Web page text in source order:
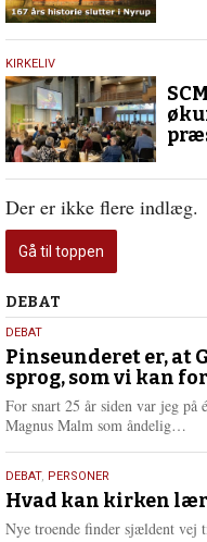
12.
juni
2024
KIRKELIV
Der er ikke flere indlæg.
Gå til toppen
Debat
DEBAT
5.
august
2026
DEBAT
Pinseunderet er, at
sprog, som vi kan
For snart 25 år siden var jeg
Magnus Malm som åndelig…
e
25.
juli
2026
DEBAT, PERSONER
Hvad kan kirken
Nye troende finder sjældent vej